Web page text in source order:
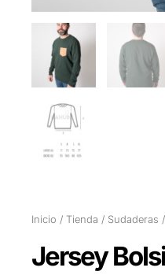
Inicio / Tienda / Sudaderas
Jersey